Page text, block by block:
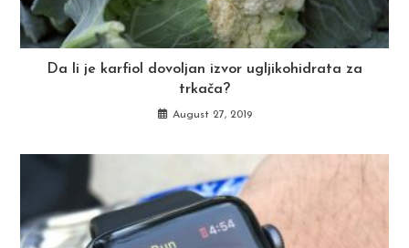
Da li je karfiol dovoljan izvor ugljikohidrata za
trkača?
August 27, 2019